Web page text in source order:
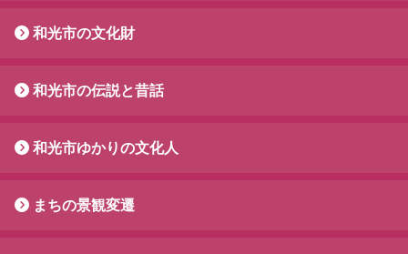
和光市の文化財
和光市の伝説と昔話
和光市ゆかりの文化人
まちの景観変遷